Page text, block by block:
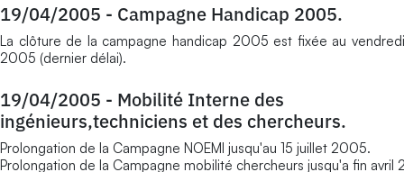
19/04/2005 - Campagne Handicap 2005.
La clôture de la campagne handicap 2005 est fixée au
2005 (dernier délai).
19/04/2005 - Mobilité Interne des
ingénieurs,techniciens et des chercheurs.
Prolongation de la Campagne NOEMI jusqu'au 15 juillet 2005.
Prolongation de la Campagne mobilité chercheurs jusqu'a fin avril